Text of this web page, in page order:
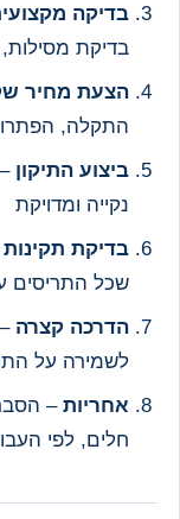
בדיקה
בדיקת מסילות,
הצעת מחיר
התקלה,
ביצוע התיקון
נקייה ומדויקת
בדיקת תקינות
שכל התריסים
הדרכה קצרה
לשמירה על
אחריות–
חלים, לפי